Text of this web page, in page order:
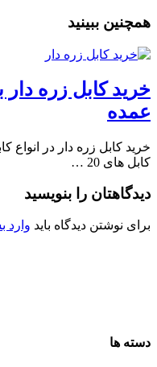
همچنین ببینید
خرید کابل زره
عمده
خرید کابل زره دار در انواع
کابل های 20 …
دیدگاهتان را بنویسید
برای نوشتن دیدگاه باید وارد
دسته ها